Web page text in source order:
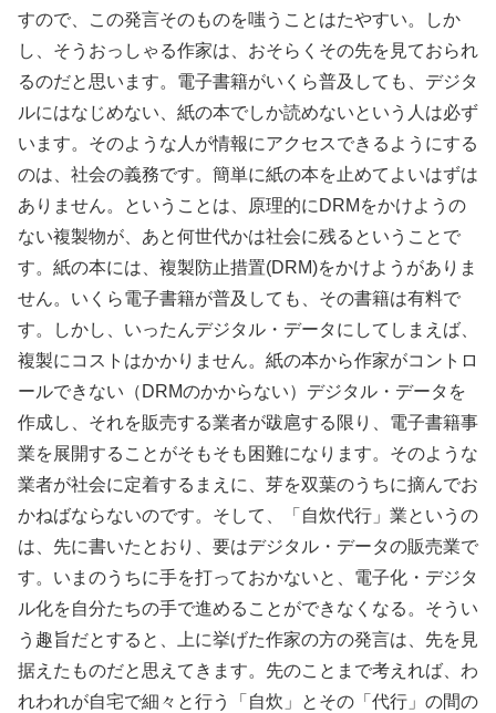
すので、この発言そのものを嗤うことはたやすい。しか
し、そうおっしゃる作家は、おそらくその先を見ておられ
るのだと思います。電子書籍がいくら普及しても、デジタ
ルにはなじめない、紙の本でしか読めないという人は必ず
います。そのような人が情報にアクセスできるようにする
のは、社会の義務です。簡単に紙の本を止めてよいはずは
ありません。ということは、原理的にDRMをかけようの
ない複製物が、あと何世代かは社会に残るということで
す。紙の本には、複製防止措置(DRM)をかけようがありま
せん。いくら電子書籍が普及しても、その書籍は有料で
す。しかし、いったんデジタル・データにしてしまえば、
複製にコストはかかりません。紙の本から作家がコントロ
ールできない（DRMのかからない）デジタル・データを
作成し、それを販売する業者が跋扈する限り、電子書籍事
業を展開することがそもそも困難になります。そのような
業者が社会に定着するまえに、芽を双葉のうちに摘んでお
かねばならないのです。そして、「自炊代行」業というの
は、先に書いたとおり、要はデジタル・データの販売業で
す。いまのうちに手を打っておかないと、電子化・デジタ
ル化を自分たちの手で進めることができなくなる。そうい
う趣旨だとすると、上に挙げた作家の方の発言は、先を見
据えたものだと思えてきます。先のことまで考えれば、わ
れわれが自宅で細々と行う「自炊」とその「代行」の間の